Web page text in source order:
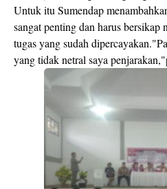
Untuk itu Sumendap
sangat penting dan harus bersikap
tugas yang sudah
yang tidak netral saya